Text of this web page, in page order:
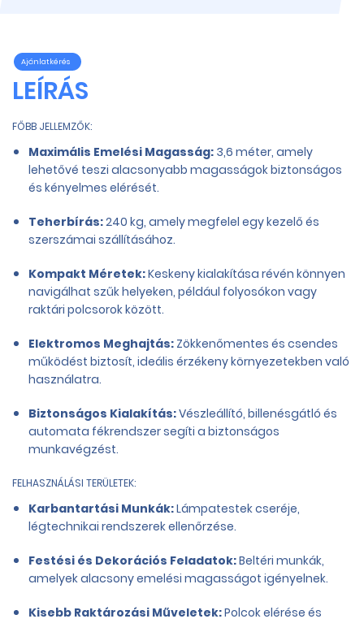
Ajánlatkérés
LEÍRÁS
FŐBB JELLEMZŐK:
Maximális Emelési Magasság: 3,6 méter, amely
lehetővé teszi alacsonyabb magasságok biztonságos
és kényelmes elérését.
Teherbírás:240 kg, amely megfelel egy kezelő és
szerszámai szállításához.
Kompakt Méretek:Keskeny kialakítása révén könnyen
navigálhat szűk helyeken, például folyosókon vagy
raktári polcsorok között.
Elektromos Meghajtás: Zökkenőmentes és csendes
működést biztosít, ideális érzékeny környezetekben való
használatra.
Biztonságos Kialakítás:Vészleállító, billenésgátló és
automata fékrendszer segíti a biztonságos
munkavégzést.
FELHASZNÁLÁSI TERÜLETEK:
Karbantartási Munkák:Lámpatestek cseréje,
légtechnikai rendszerek ellenőrzése.
Festési és Dekorációs Feladatok:Beltéri munkák,
amelyek alacsony emelési magasságot igényelnek.
Kisebb Raktározási Műveletek:Polcok elérése és